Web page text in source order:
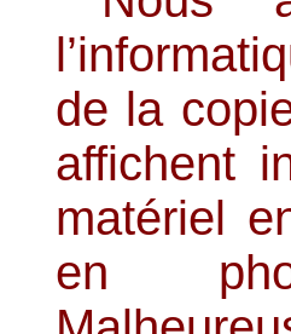
de la
affichent
matériel
en